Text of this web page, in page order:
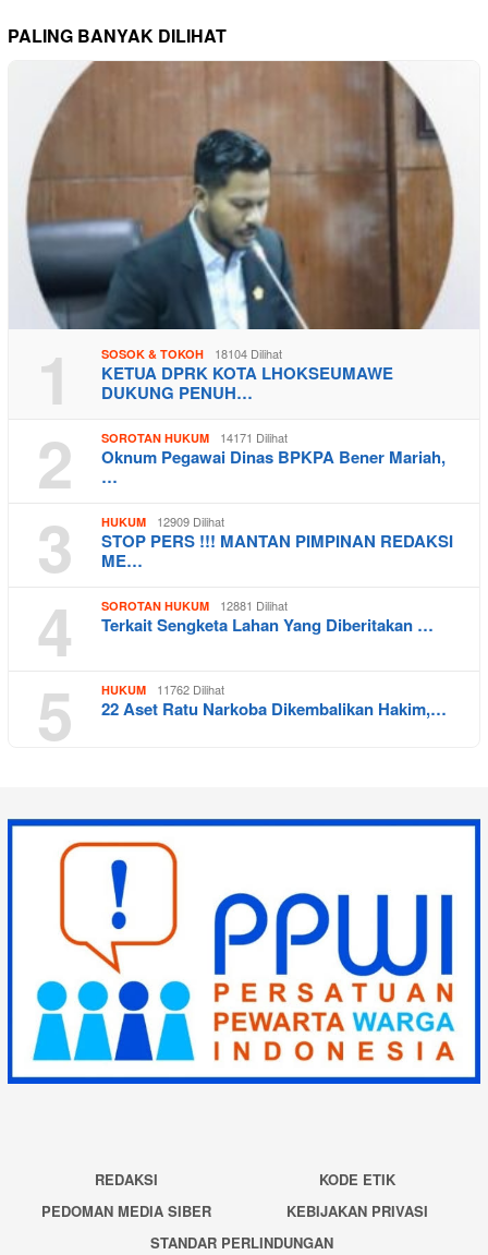
PALING BANYAK DILIHAT
1 SOSOK & TOKOH 18104 Dilihat
KETUA DPRK KOTA LHOKSEUMAWE
DUKUNG PENUH…
2 SOROTAN HUKUM 14171 Dilihat
Oknum Pegawai Dinas BPKPA Bener Mariah,
…
3 HUKUM 12909 Dilihat
STOP PERS !!! MANTAN PIMPINAN REDAKSI
ME…
4 SOROTAN HUKUM 12881 Dilihat
Terkait Sengketa Lahan Yang Diberitakan …
5 HUKUM 11762 Dilihat
22 Aset Ratu Narkoba Dikembalikan Hakim,…
REDAKSI
KODE ETIK
PEDOMAN MEDIA SIBER
KEBIJAKAN PRIVASI
STANDAR PERLINDUNGAN